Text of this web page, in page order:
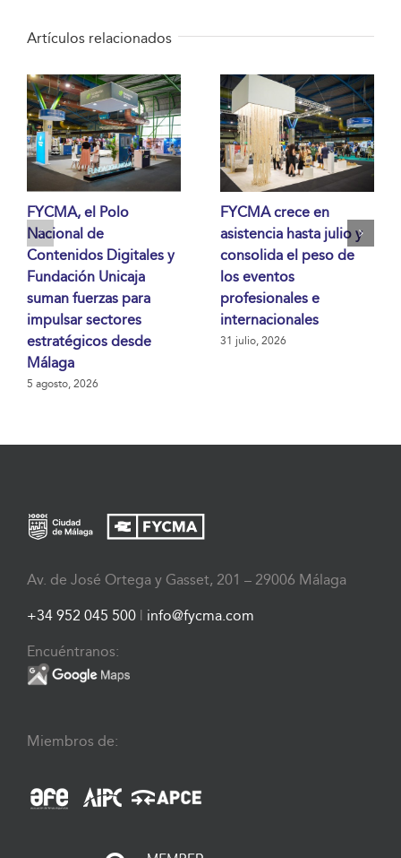
Artículos relacionados
FYCMA, el Polo
Nacional de
Contenidos Digitales y
Fundación Unicaja
suman fuerzas para
impulsar sectores
estratégicos desde
Málaga
5 agosto, 2026
FYCMA crece en
asistencia hasta julio y
consolida el peso de
los eventos
profesionales e
internacionales
31 julio, 2026
Av. de José Ortega y Gasset, 201 – 29006 Málaga
+34 952 045 500 | info@fycma.com
Encuéntranos:
Miembros de: